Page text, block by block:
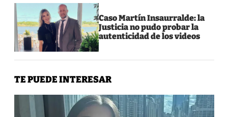
Caso Martín Insaurralde: la
Justicia no pudo probar la
autenticidad de los videos
TE PUEDE INTERESAR